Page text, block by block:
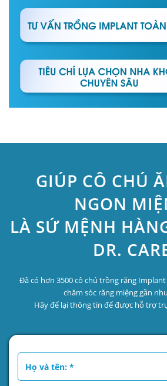
GIÚP CÔ CHÚ
NGON
LÀ SỨ MỆNH
DR.
Đã có hơn 3500 cô chú trồng răng Implant
chăm sóc răng miệng gần
Hãy để lại thông tin để được hỗ trợ